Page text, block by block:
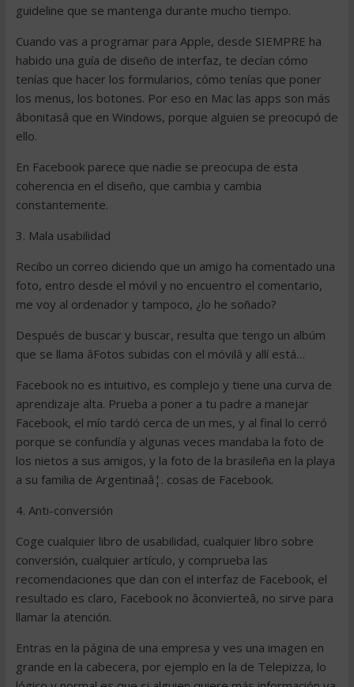
guideline que se mantenga durante mucho tiempo.
Cuando vas a programar para Apple, desde SIEMPRE ha
habido una guía de diseño de interfaz, te decían cómo
tenías que hacer los formularios, cómo tenías que poner
los menus, los botones. Por eso en Mac las apps son más
âbonitasâ que en Windows, porque alguien se preocupó de
ello.
En Facebook parece que nadie se preocupa de esta
coherencia en el diseño, que cambia y cambia
constantemente.
3. Mala usabilidad
Recibo un correo diciendo que un amigo ha comentado una
foto, entro desde el móvil y no encuentro el comentario,
me voy al ordenador y tampoco, ¿lo he soñado?
Después de buscar y buscar, resulta que tengo un albúm
que se llama âFotos subidas con el móvilâ y allí está…
Facebook no es intuitivo, es complejo y tiene una curva de
aprendizaje alta. Prueba a poner a tu padre a manejar
Facebook, el mío tardó cerca de un mes, y al final lo cerró
porque se confundía y algunas veces mandaba la foto de
los nietos a sus amigos, y la foto de la brasileña en la playa
a su familia de Argentinaâ¦. cosas de Facebook.
4. Anti-conversión
Coge cualquier libro de usabilidad, cualquier libro sobre
conversión, cualquier artículo, y comprueba las
recomendaciones que dan con el interfaz de Facebook, el
resultado es claro, Facebook no âconvierteâ, no sirve para
llamar la atención.
Entras en la página de una empresa y ves una imagen en
grande en la cabecera, por ejemplo en la de Telepizza, lo